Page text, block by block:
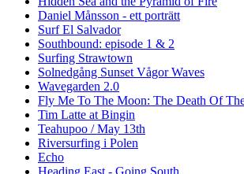
Daniel Månsson - ett porträtt
Surf El Salvador
Southbound: episode 1 & 2
Surfing Strawtown
Solnedgång Sunset Vågor Waves
Wavegarden 2.0
Fly Me To The Moon: The Death Of
Tim Latte at Bingin
Teahupoo / May 13th
Riversurfing i Polen
Echo
Heading East - Going South